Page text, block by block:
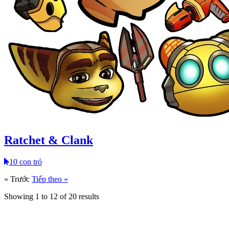
Ratchet & Clank
10 con trỏ
« Trước Tiếp theo »
Showing 1 to 12 of 20 results